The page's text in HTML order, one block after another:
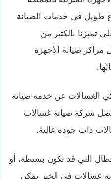
طويل في خدمات الصيانة
تميزنا بالكثير من
مراكز صيانة الأجهزة
الغسالات عن خدمة صيانة
شركة صيانة غسالات
ذات جودة عالية.
التي قد تكون بسيطة، أو
غسالات في الخبر يمكن